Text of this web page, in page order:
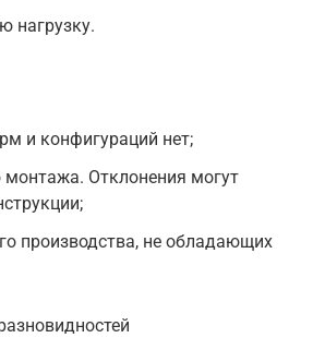
нагрузку.
и конфигураций нет;
монтажа. Отклонения могут
производства, не обладающих